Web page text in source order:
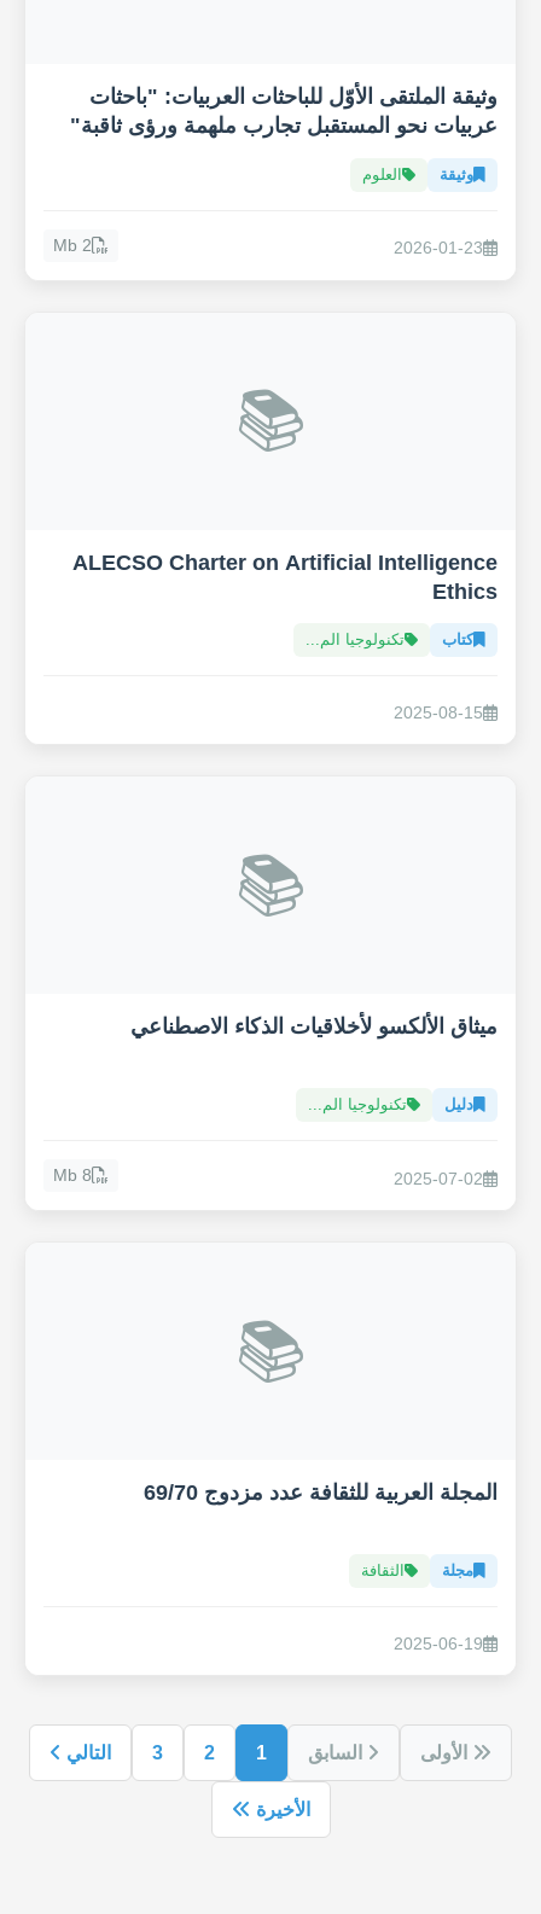
وثيقة الملتقى الأوّل للباحثات العربيات: "باحثات
عربيات نحو المستقبل تجارب ملهمة ورؤى ثاقبة"
وثيقة العلوم
2026-01-23
2 Mb
📚
ALECSO Charter on Artificial Intelligence
Ethics
كتاب تكنولوجيا الم...
2025-08-15
📚
ميثاق الألكسو لأخلاقيات الذكاء الاصطناعي
دليل تكنولوجيا الم...
2025-07-02
8 Mb
📚
المجلة العربية للثقافة عدد مزدوج 69/70
مجلة الثقافة
2025-06-19
الأولى السابق 1
2
3 التالي
الأخيرة